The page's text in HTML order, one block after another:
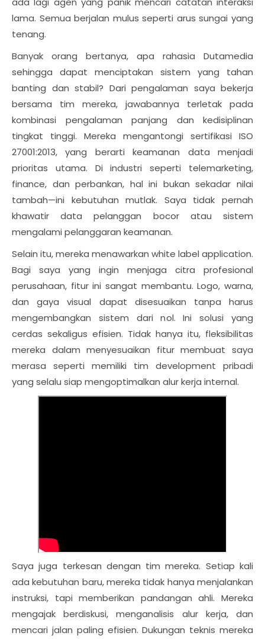
lama. Semua berjalan mulus seperti arus sungai yang
tenang.
Banyak orang bertanya, apa rahasia Dutamedia
sehingga dapat menciptakan sistem yang tahan
banting dan stabil? Dari pengalaman saya bekerja
bersama tim mereka, jawabannya terletak pada
kombinasi pengalaman panjang dan kedisiplinan
tingkat tinggi. Mereka mengantongi sertifikasi ISO
27001:2013, yang berarti keamanan data menjadi
prioritas utama. Di industri seperti telemarketing,
finance, dan perbankan, hal ini bukan sekadar nilai
tambah—ini kebutuhan mutlak. Saya tidak pernah
khawatir data pelanggan bocor atau sistem
mengalami pelanggaran keamanan.
Selain itu, mereka menawarkan white label application.
Bagi saya yang ingin menjaga citra profesional
perusahaan, fitur ini sangat membantu. Logo, warna,
dan gaya visual dapat disesuaikan tanpa harus
mengembangkan sistem dari nol. Ini solusi yang
cerdas sekaligus efisien. Tidak hanya itu, fleksibilitas
mereka dalam menyesuaikan fitur membuat saya
merasa seperti memiliki tim development pribadi
yang selalu siap mengoptimalkan alur kerja internal.
Saya juga terkesan dengan tim mereka. Setiap kali
ada kebutuhan baru, mereka tidak hanya menjalankan
instruksi, tapi memberikan pandangan ahli. Mereka
mengajak berdiskusi, menganalisis alur kerja, dan
mencari jalan paling efisien. Dukungan teknis mereka